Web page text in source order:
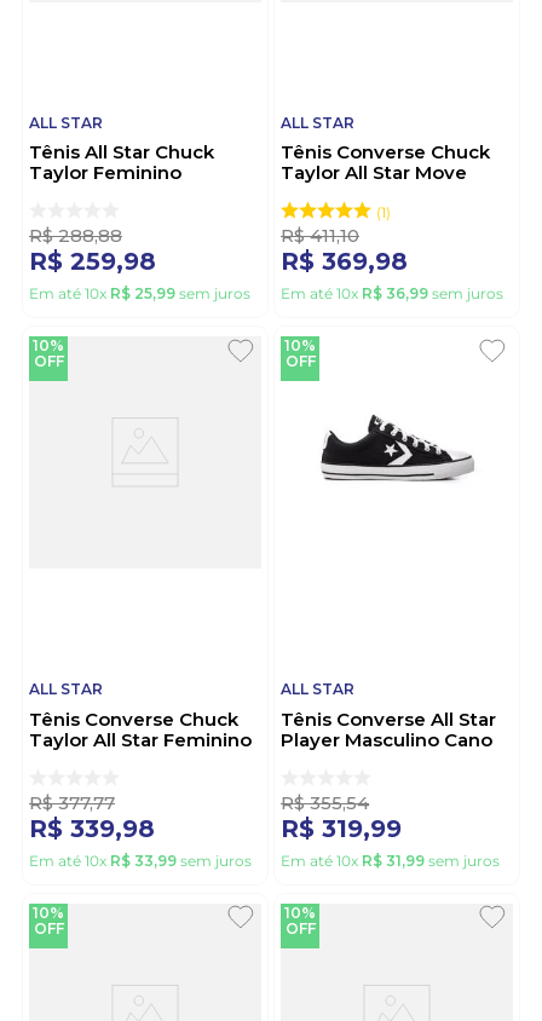
ALL STAR
Tênis All Star Chuck
Taylor Feminino
R$ 288,88
R$ 259,98
Em até 10x R$ 25,99 sem juros
ALL STAR
Tênis Converse Chuck
Taylor All Star Move
Preto
1
R$ 411,10
R$ 369,98
Em até 10x R$ 36,99 sem juros
10%
OFF
ALL STAR
Tênis Converse Chuck
Taylor All Star Feminino
R$ 377,77
R$ 339,98
Em até 10x R$ 33,99 sem juros
10%
OFF
ALL STAR
Tênis Converse All Star
Player Masculino Cano
R$ 355,54
R$ 319,99
Em até 10x R$ 31,99 sem juros
10%
OFF
10%
OFF